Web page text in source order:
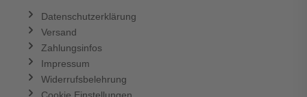
Datenschutzerklärung
Versand
Zahlungsinfos
Impressum
Widerrufsbelehrung
Cookie Einstellungen